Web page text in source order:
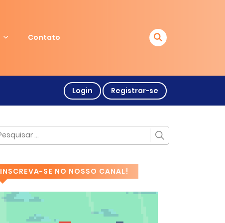
Contato
Login Registrar-se
INSCREVA-SE NO NOSSO CANAL!